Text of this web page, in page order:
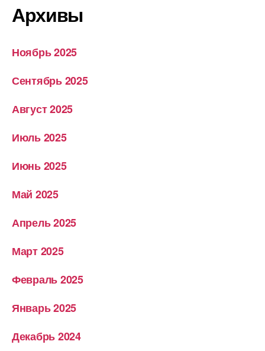
Архивы
Ноябрь 2025
Сентябрь 2025
Август 2025
Июль 2025
Июнь 2025
Май 2025
Апрель 2025
Март 2025
Февраль 2025
Январь 2025
Декабрь 2024